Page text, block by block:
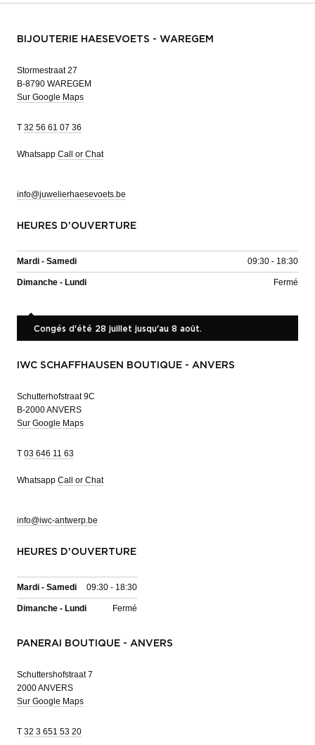
BIJOUTERIE HAESEVOETS - WAREGEM
Stormestraat 27
B-8790 WAREGEM
Sur Google Maps
T 32 56 61 07 36
Whatsapp Call or Chat
info@juwelierhaesevoets.be
HEURES D'OUVERTURE
Mardi - Samedi 09:30 - 18:30
Dimanche - Lundi Fermé
Congés d'été 28 juillet jusqu'au 8 août.
IWC SCHAFFHAUSEN BOUTIQUE - ANVERS
Schutterhofstraat 9C
B-2000 ANVERS
Sur Google Maps
T 03 646 11 63
Whatsapp Call or Chat
info@iwc-antwerp.be
HEURES D'OUVERTURE
Mardi - Samedi 09:30 - 18:30
Dimanche - Lundi Fermé
PANERAI BOUTIQUE - ANVERS
Schuttershofstraat 7
2000 ANVERS
Sur Google Maps
T 32 3 651 53 20